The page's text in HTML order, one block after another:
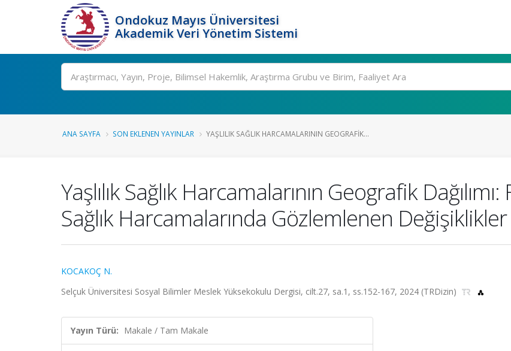
Ondokuz Mayıs Üniversitesi
Akademik Veri Yönetim Sistemi
Ara
ANA SAYFA SON EKLENEN YAYINLAR YAŞLILIK SAĞLIK HARCAMALARININ GEOGRAFIK...
Yaşlılık Sağlık Harcamalarının Geografik
Sağlık Harcamalarında Gözlemlenen Değişiklikler
KOCAKOÇ N.
Selçuk Üniversitesi Sosyal Bilimler Meslek Yüksekokulu Dergisi, cilt.27, sa.1, ss.152-167, 2024 (TRDizin)
Yayın Türü: Makale / Tam Makale